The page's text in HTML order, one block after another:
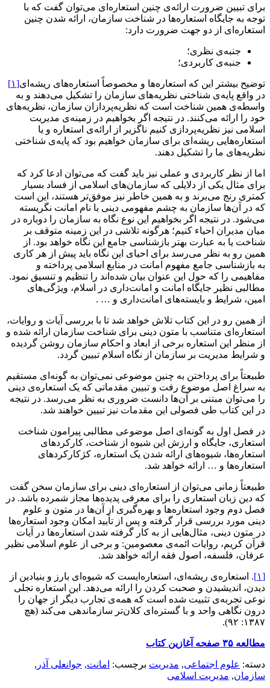
برای تبیین ضرورت ارائه‌ی چنین استعاره‌ای می‌توان گفت که با
توجه به جایگاه استعاره‌ها در شناخت سازمان، ارائه شدن چنین
استعاره‌ای از دو جهت ضرورت دارد:
جنبه‌ی نظری؛
جنبه‌ی کاربردی؛
توضیح بیشتر این که استعاره‌ها و مخصوصاً استعاره‌های ریشه‌ای[۱]
در واقع پایه‌ی شناختی نظریه‌‌های سازمان را تشکیل می‌دهند و به
واسطه‌ی همین شناخت است که نظریه‌‌پردازان سازمان، نظریه‌‌های
خود را ارائه می‌کنند. در نتیجه اگر بخواهیم در زمینه‌ی مدیریت
اسلامی نیز نظریه‌‌پردازی کنیم ناگزیر از ارائه‌ی استعاره و یا
استعاره‌هایی ریشه‌ای برای سازمان خواهیم بود که پایه‌ی شناختی
نظریه‌‌های ما را تشکیل دهند.
اما از نظر کاربردی و عملی نیز باید گفت که می‌توان ادعا کرد که
برای مثال یکی از دلایلی که سازمان‌های اسلامی از فساد بسیار
کمتری رنج می‌برند و به همین خاطر نیز موفق‌تر هستند، این است
که در آن‌ها سازمان به چشم مفهومی دینی با نام امانت نگریسته
می‌شود. در نتیجه اگر بخواهیم این نوع نگاه به سازمان را دوباره در
میان مدیران احیاء کنیم؛ هرگونه تلاشی در این زمینه متوقف بر
شناخت یا به عبارت بهتر بازشناسی جامع این نگاه خواهد بود. از
همین رو به نظر می‌رسد برای احیای این نگاه باید پیش از هر کاری
به بازشناسی جامع مفهوم امانت در منابع اسلامی پرداخته و
مفاهیمی را که حول این عنوان بیان شده‌اند را تنظیم و تنسیق نمود.
مطالبی نظیر جایگاه امانت و امانت‌داری در اسلام، ویژگی‌های
امین، شرایط و بایسته‌های امانت‌داری و … .
از همین رو در این کتاب تلاش خواهد شد تا با بررسی آیات و روایات،
استعاره‌ای متناسب با متون دینی برای شناخت سازمان ارائه شده و
از منظر این استعاره برخی از ابعاد و احکام سازمان روشن گردیده
و شرایط مدیریت بر سازمان از نگاه اسلام تبیین گردد.
طبیعتاً برای پرداختن به چنین موضوعی نمی‌توان به گونه‌ای مستقیم
به سراغ اصل موضوع رفت و تبیین مقدماتی که یک استعاره‌ی دینی
را می‌توان مبتنی بر آن‌ها دانست ضروری به نظر می‌رسد. در نتیجه
در این کتاب طی فصولی این مقدمات نیز تبیین خواهند شد.
در فصل اول به گونه‌ای اصل موضوعی مطالبی پیرامون شناخت
استعاری، جایگاه و ارزش این شیوه از شناخت، کارکردهای
استعاره‌ها، شیوه‌های ارائه شدن یک استعاره، کژکارکردهای
استعاره‌ها و … ارائه خواهد شد.
طبیعتاً زمانی می‌توان از استعاره‌ای دینی برای سازمان سخن گفت
که دین زبان استعاری را برای معرفی پدیده‌ها مجاز شمرده باشد. در
فصل دوم وجود استعاره‌ها و بهره‌گیری از آن‌ها در متون و علوم
دینی مورد بررسی قرار گرفته و پس از تأیید امکان وجود استعاره‌ها
در متون دینی، مثال‌هایی از به کار گرفته شدن استعاره‌ها در آیات
قرآن کریم، روایات ائمه‌ی معصومین: و برخی از علوم اسلامی نظیر
عرفان، فلسفه، اصول فقه ارائه خواهد شد.
[۱]
. استعاره‌ی ریشه‌ای، استعاره‌ایست که شیوه‌ای بارز و بنیادین از
دیدن، اندیشیدن و صحبت کردن را ارائه می‌دهد. این استعاره تجلی
نوعی تجربه‌ی تثبیت شده است که همه‌ی تجارب دیگر از جهان را
درون نگاهی واحد و با گستره‌ای کلان‌تر سازماندهی می‌کند (هچ
۱۳۸۷: ۹۲).
مطالعه ۳۵ صفحه آغازین کتاب
دسته: علوم اجتماعی, مديريت برچسب: امانت, جوانعلی آذر ,
سازمان, مدیریت اسلامی